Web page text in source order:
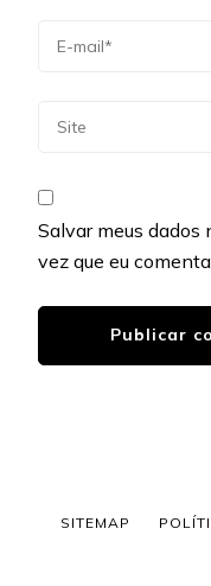
Salvar meus
vez que eu
SITEMAP